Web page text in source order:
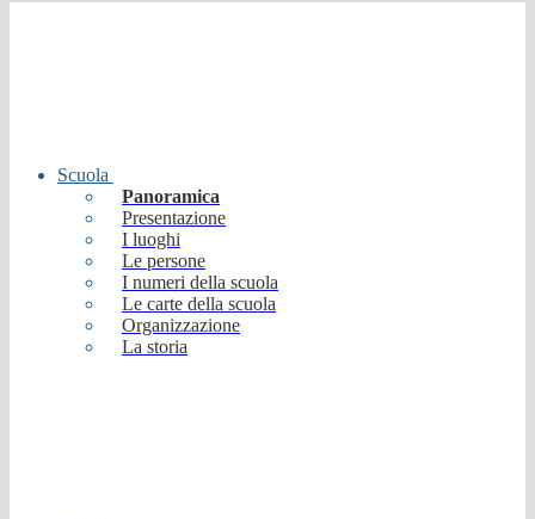
Scuola
Panoramica
Presentazione
I luoghi
Le persone
I numeri della scuola
Le carte della scuola
Organizzazione
La storia